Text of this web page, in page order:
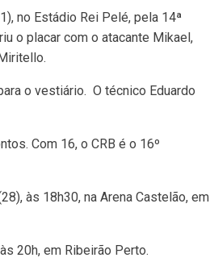
no Estádio Rei Pelé, pela 14ª
o placar com o atacante Mikael,
o vestiário. O técnico Eduardo
Com 16, o CRB é o 16º
às 18h30, na Arena Castelão, em
20h, em Ribeirão Perto.